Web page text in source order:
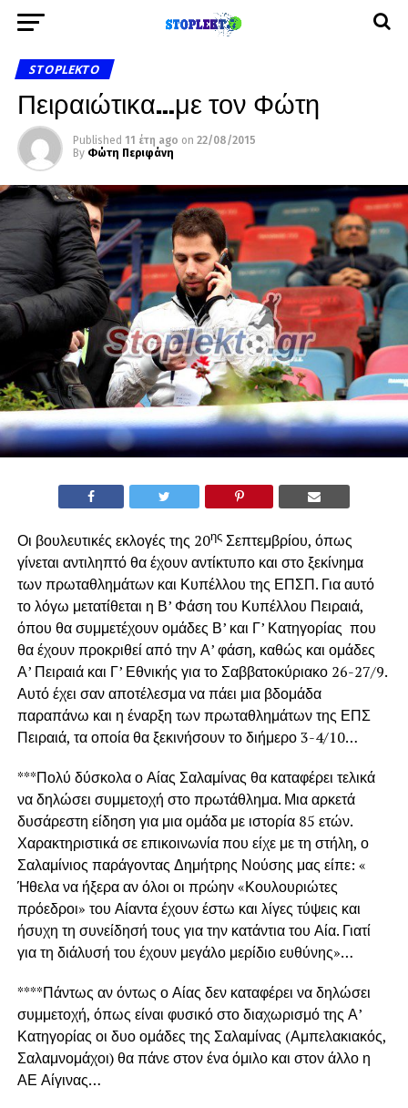
STOPLEKTO
Πειραιώτικα…με τον Φώτη
Published 11 έτη ago on 22/08/2015
By Φώτη Περιφάνη
Οι βουλευτικές εκλογές της 20ηςΣεπτεμβρίου, όπως
γίνεται αντιληπτό θα έχουν αντίκτυπο και στο ξεκίνημα
των πρωταθλημάτων και Κυπέλλου της ΕΠΣΠ. Για αυτό
το λόγω μετατίθεται η Β’ Φάση του Κυπέλλου Πειραιά,
όπου θα συμμετέχουν ομάδες Β’ και Γ’ Κατηγορίας που
θα έχουν προκριθεί από την Α’ φάση, καθώς και ομάδες
Α’ Πειραιά και Γ’ Εθνικής για το Σαββατοκύριακο 26-27/9.
Αυτό έχει σαν αποτέλεσμα να πάει μια βδομάδα
παραπάνω και η έναρξη των πρωταθλημάτων της ΕΠΣ
Πειραιά, τα οποία θα ξεκινήσουν το διήμερο 3-4/10…
***Πολύ δύσκολα ο Αίας Σαλαμίνας θα καταφέρει τελικά
να δηλώσει συμμετοχή στο πρωτάθλημα. Μια αρκετά
δυσάρεστη είδηση για μια ομάδα με ιστορία 85 ετών.
Χαρακτηριστικά σε επικοινωνία που είχε με τη στήλη, ο
Σαλαμίνιος παράγοντας Δημήτρης Νούσης μας είπε: «
Ήθελα να ήξερα αν όλοι οι πρώην «Κουλουριώτες
πρόεδροι» του Αίαντα έχουν έστω και λίγες τύψεις και
ήσυχη τη συνείδησή τους για την κατάντια του Αία. Γιατί
για τη διάλυσή του έχουν μεγάλο μερίδιο ευθύνης»…
****Πάντως αν όντως ο Αίας δεν καταφέρει να δηλώσει
συμμετοχή, όπως είναι φυσικό στο διαχωρισμό της Α’
Κατηγορίας οι δυο ομάδες της Σαλαμίνας (Αμπελακιακός,
Σαλαμνομάχοι) θα πάνε στον ένα όμιλο και στον άλλο η
ΑΕ Αίγινας…